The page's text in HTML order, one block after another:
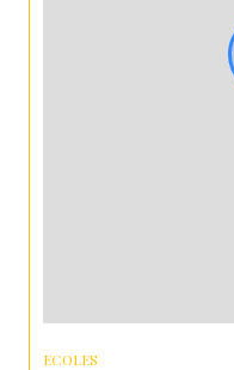
ECOLES